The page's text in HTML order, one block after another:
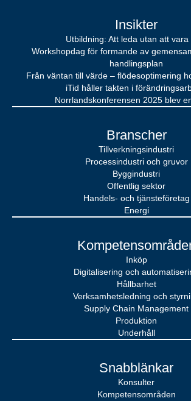
Branscher
Tillverkningsindustri
Processindustri och gruvor
Byggindustri
Offentlig sektor
Handels- och tjänsteföretag
Energi
Inköp
Digitalisering och
Hållbarhet
Verksamhetsledning och
Supply Chain Management
Produktion
Underhåll
Snabblänkar
Konsulter
Kompetensområden
Insikter
Utbildning: Att leda utan att vara
Workshopdag för formande av
handlingsplan
Från väntan till värde – flödesoptimering
iTid håller takten i
Norrlandskonferensen 2025 blev